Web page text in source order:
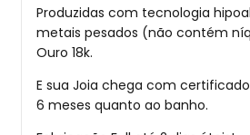
Produzidas com tecnologia
metais pesados (não contém
Ouro 18k.
E sua Joia chega com
6 meses quanto ao banho.